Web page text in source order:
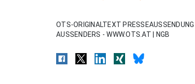
OTS-ORIGINALTEXT
AUSSENDERS - WWW.OTS.AT | NGB